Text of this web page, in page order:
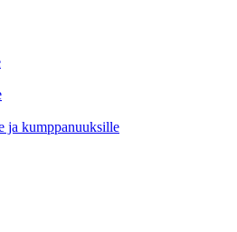
ja kumppanuuksille